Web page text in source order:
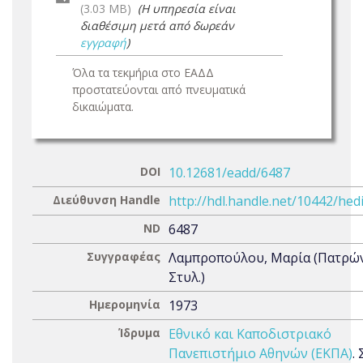
(3.03 MB) (Η υπηρεσία είναι
διαθέσιμη μετά από δωρεάν
εγγραφή)
Όλα τα τεκμήρια στο ΕΑΔΔ
προστατεύονται από πνευματικά
δικαιώματα.
DOI 10.12681/eadd/6487
Διεύθυνση Handle http://hdl.handle.net/10442/
ND 6487
Συγγραφέας Λαμπροπούλου, Μαρία
Στυλ.)
Ημερομηνία 1973
Ίδρυμα
Εθνικό και Καποδιστριακό
Πανεπιστήμιο Αθηνών (ΕΚΠΑ).